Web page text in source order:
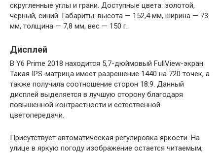
скругленные углы и грани. Доступные цвета: золотой,
черный, синий. Габариты: высота — 152,4 мм, ширина — 73
мм, толщина — 7,8 мм, вес — 150 г.
Дисплей
В Y6 Prime 2018 находится 5,7-дюймовый FullView-экран.
Такая IPS-матрица имеет разрешение 1440 на 720 точек, а
также получила соотношение сторон 18:9. Данный
дисплей выделяется в лучшую сторону благодаря
повышенной контрастности и естественной
цветопередачи.
Присутствует автоматическая регулировка яркости. На
улице в яркую погоду изображение остается читаемым,